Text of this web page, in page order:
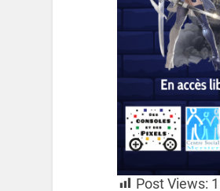
Post Views: